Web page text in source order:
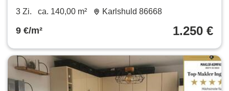
Charme in ruhiger Lage von Karlshuld
3 Zi. ca. 140,00 m² Karlshuld 86668
9 €/m² 1.250 €